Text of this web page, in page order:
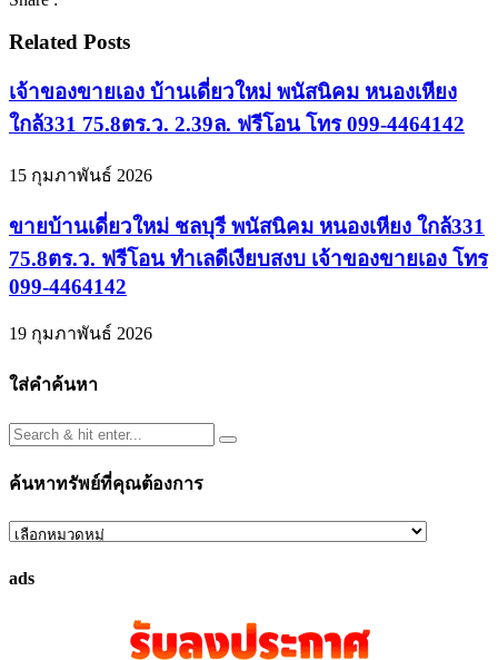
Related Posts
เจ้าของขายเอง บ้านเดี่ยวใหม่ พนัสนิคม หนองเหียง
ใกล้331 75.8ตร.ว. 2.39ล. ฟรีโอน โทร 099-4464142
15 กุมภาพันธ์ 2026
ขายบ้านเดี่ยวใหม่ ชลบุรี พนัสนิคม หนองเหียง ใกล้331
75.8ตร.ว. ฟรีโอน ทำเลดีเงียบสงบ เจ้าของขายเอง โทร
099-4464142
19 กุมภาพันธ์ 2026
ใส่คำค้นหา
ค้นหาทรัพย์ที่คุณต้องการ
ค้นหา
ที่
ads